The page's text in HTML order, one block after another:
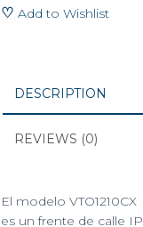
♡ Add to Wishlist
DESCRIPTION
REVIEWS (0)
El modelo VTO1210CX
es un frente de calle IP